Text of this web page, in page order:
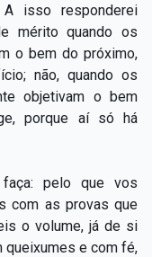
espíritas
isso responderei
mérito quando os
o bem do próximo,
não, quando os
objetivam o bem
porque aí só há
pelo que vos
com as provas que
o volume, já de si
e com fé,